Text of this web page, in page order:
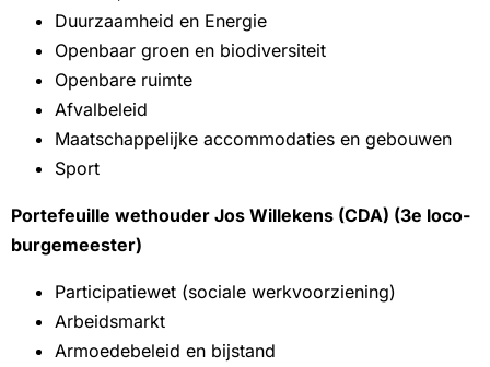
Duurzaamheid en Energie
Openbaar groen en biodiversiteit
Openbare ruimte
Afvalbeleid
Maatschappelijke accommodaties en gebouwen
Sport
Portefeuille wethouder Jos Willekens (CDA) (3e loco-
burgemeester)
Participatiewet (sociale werkvoorziening)
Arbeidsmarkt
Armoedebeleid en bijstand